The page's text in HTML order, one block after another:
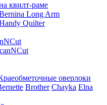
квилт-раме
Long Arm
Quilter
оверлоки
Brother Chayka Elna